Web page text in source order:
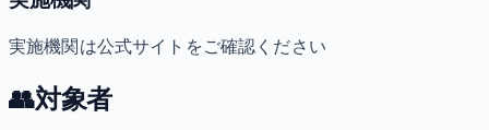
実施機関は公式サイトをご確認ください
👥対象者